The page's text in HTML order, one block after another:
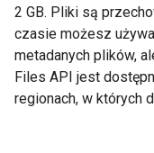
2 GB. Pliki są
czasie możesz
metadanych plików,
Files API jest
regionach, w których